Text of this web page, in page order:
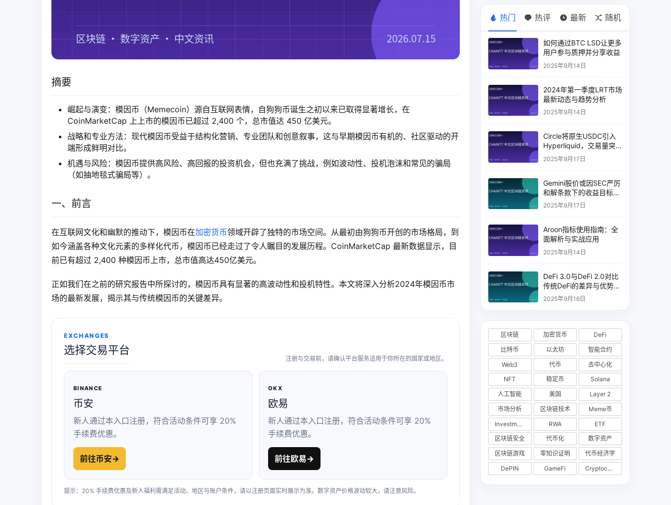
摘要
崛起与演变：模因币（Memecoin）源自互联网表情，自狗狗币诞生之初以来已取得显著增长，在
CoinMarketCap 上上市的模因币已超过 2,400 个，总市值达 450 亿美元。
战略和专业方法：现代模因币受益于结构化营销、专业团队和创意叙事，这与早期模因币有机的、社区驱动的开
端形成鲜明对比。
机遇与风险：模因币提供高风险、高回报的投资机会，但也充满了挑战，例如波动性、投机泡沫和常见的骗局
（如抽地毯式骗局等）。
一、前言
在互联网文化和幽默的推动下，模因币在加密货币领域开辟了独特的市场空间。从最初由狗狗币开创的市场格局，到
如今涵盖各种文化元素的多样化代币，模因币已经走过了令人瞩目的发展历程。CoinMarketCap 最新数据显示，目
前已有超过 2,400 种模因币上市，总市值高达450亿美元。
正如我们在之前的研究报告中所探讨的，模因币具有显著的高波动性和投机特性。本文将深入分析2024年模因币市
场的最新发展，揭示其与传统模因币的关键差异。
EXCHANGES
选择交易平台
注册与交易前，请确认平台服务适用于你所在的国家或地区。
BINANCE
币安
新人通过本入口注册，符合活动条件可享 20%
手续费优惠。
前往币安→
OKX
欧易
新人通过本入口注册，符合活动条件可享 20%
手续费优惠。
前往欧易→
提示：20% 手续费优惠及新人福利需满足活动、地区与账户条件，请以注册页面实时展示为准。数字资产价格波动较大，请注意风险。
热门 热评 最新 随机
如何通过BTC LSD让更多
用户参与质押并分享收益
2025年9月14日
2024年第一季度LRT市场
最新动态与趋势分析
2025年9月14日
Circle将原生USDC引入
Hyperliquid，交易量突
破币安14%
2025年9月17日
Gemini股价或因SEC严厉
和解条款下的收益目标破
灭而下跌
2025年9月17日
Aroon指标使用指南：全
面解析与实战应用
2025年9月14日
DeFi 3.0与DeFi 2.0对比
传统DeFi的差异与优势分
析
2025年9月16日
区块链 加密货币
DeFi
比特币
以太坊
智能合约
Web3
代币
去中心化
NFT
稳定币
Solana
人工智能
美国
Layer 2
市场分析
区块链技术
Meme币
Investments
RWA
ETF
区块链安全
代币化
数字资产
区块链游戏
零知识证明
代币经济学
DePIN
GameFi Cryptocurrency Exchange